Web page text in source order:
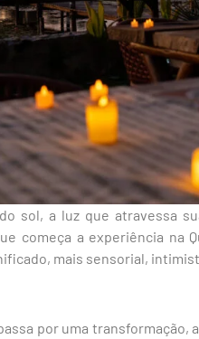
sol, a luz que atravessa
começa a experiência na
mais sensorial,
por uma transformação,